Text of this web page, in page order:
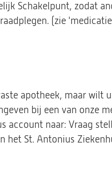
Schakelpunt, zodat
(zie
apotheek, maar wilt
bij een van onze
account naar: Vraag
het St. Antonius